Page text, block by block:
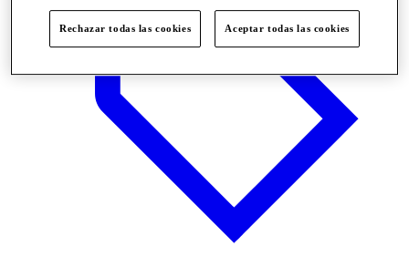
Rechazar todas las cookies Aceptar todas las cookies